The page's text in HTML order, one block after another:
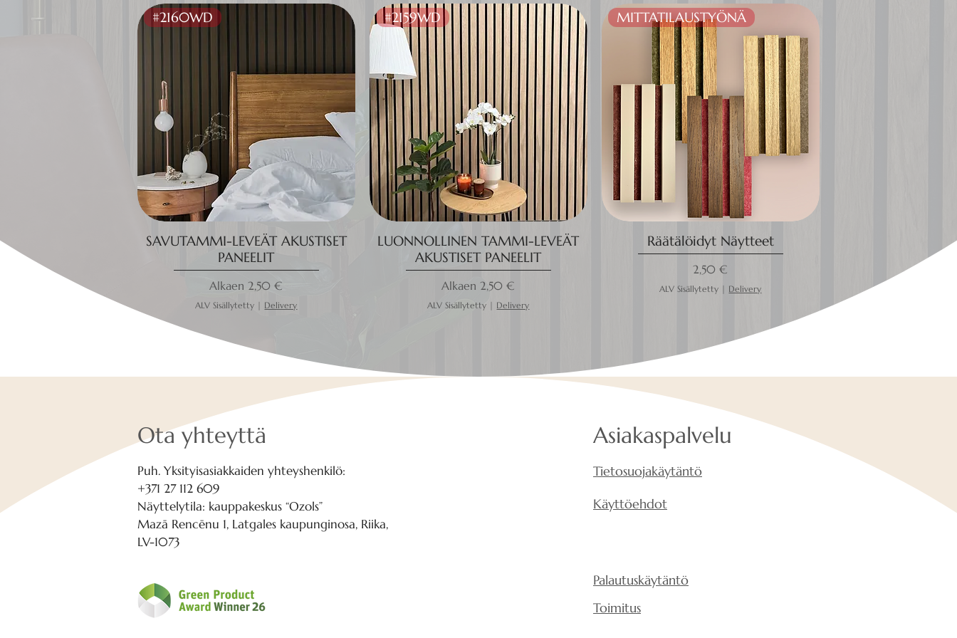
#2160WD
SAVUTAMMI-LEVEÄT AKUSTISET
PANEELIT
Alkaen2,50 €
Alehinta
ALV Sisällytetty | Delivery
#2159WD
LUONNOLLINEN TAMMI-LEVEÄT
AKUSTISET PANEELIT
Alkaen2,50 €
Alehinta
ALV Sisällytetty | Delivery
MITTATILAUSTYÖNÄ
Räätälöidyt Näytteet
Hinta
2,50 €
ALV Sisällytetty | Delivery
Ota yhteyttä
Puh. Yksityisasiakkaiden yhteyshenkilö:
+371 27 112 609
Näyttelytila: kauppakeskus “Ozols”
Mazā Rencēnu 1, Latgales kaupunginosa, Riika,
LV-1073
Asiakaspalvelu
Tietosuojakäytäntö
Käyttöehdot
Palautuskäytäntö
Toimitus